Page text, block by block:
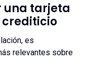
una tarjeta
es
relevantes sobre